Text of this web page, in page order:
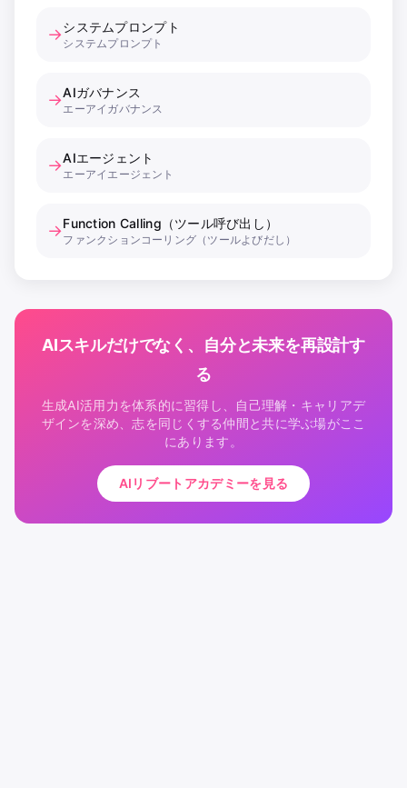
→システムプロンプト
システムプロンプト
→AIガバナンス
エーアイガバナンス
→AIエージェント
エーアイエージェント
→Function Calling（ツール呼び出し）
ファンクションコーリング（ツールよびだし）
AIスキルだけでなく、自分と未来を再設計す
る
生成AI活用力を体系的に習得し、自己理解・キャリアデ
ザインを深め、志を同じくする仲間と共に学ぶ場がここ
にあります。
AIリブートアカデミーを見る